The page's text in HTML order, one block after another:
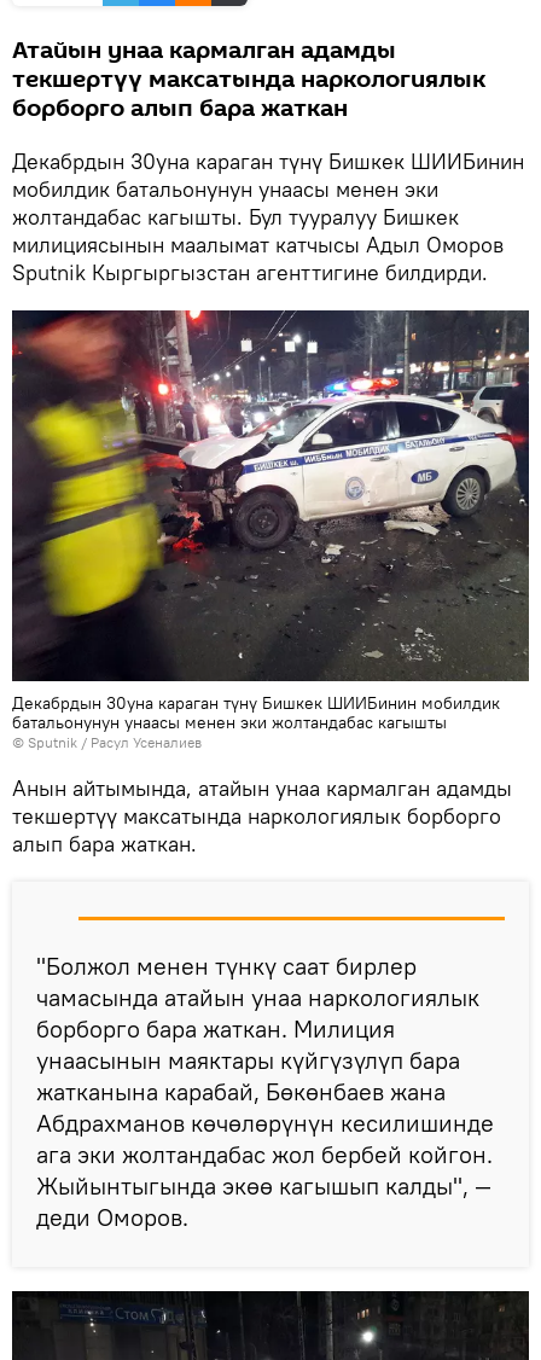
Атайын унаа кармалган адамды
текшертүү максатында наркологиялык
борборго алып бара жаткан
Декабрдын 30уна караган түнү Бишкек ШИИБинин
мобилдик батальонунун унаасы менен эки
жолтандабас кагышты. Бул тууралуу Бишкек
милициясынын маалымат катчысы Адыл Оморов
Sputnik Кыргыргызстан агенттигине билдирди.
Декабрдын 30уна караган түнү Бишкек ШИИБинин мобилдик
батальонунун унаасы менен эки жолтандабас кагышты
© Sputnik / Расул Усеналиев
Анын айтымында, атайын унаа кармалган адамды
текшертүү максатында наркологиялык борборго
алып бара жаткан.
"Болжол менен түнкү саат бирлер
чамасында атайын унаа наркологиялык
борборго бара жаткан. Милиция
унаасынын маяктары күйгүзүлүп бара
жатканына карабай, Бөкөнбаев жана
Абдрахманов көчөлөрүнүн кесилишинде
ага эки жолтандабас жол бербей койгон.
Жыйынтыгында экөө кагышып калды", —
деди Оморов.